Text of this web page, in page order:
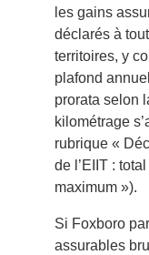
les gains
déclarés à
territoires, y
plafond
prorata selon
kilométrage
rubrique «
de l’EIIT :
maximum »).
Si Foxboro
assurables